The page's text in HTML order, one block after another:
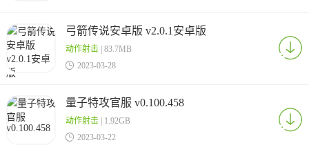
弓箭传说安卓版 v2.0.1安卓版
动作射击| 83.7MB
 2023-03-28
量子特攻官服 v0.100.458
动作射击| 1.92GB
 2023-03-22